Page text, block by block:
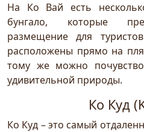
На Ко Вай есть
бунгало, которые
размещение для
расположены прямо на
тому же можно
удивительной природы.
Ко Куд
Ко Куд – это самый